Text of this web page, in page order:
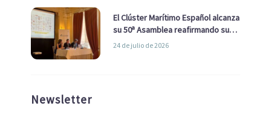
El Clúster Marítimo Español alcanza
su 50ª Asamblea reafirmando su
liderazgo en la Economía Azul
24 de julio de 2026
Newsletter